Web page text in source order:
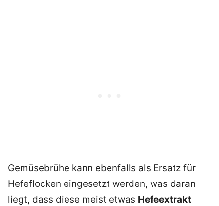
Gemüsebrühe kann ebenfalls als Ersatz für
Hefeflocken eingesetzt werden, was daran
liegt, dass diese meist etwas Hefeextrakt